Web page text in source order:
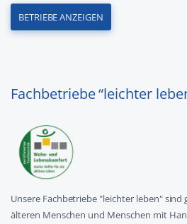
BETRIEBE ANZEIGEN
Fachbetriebe “leichter
Unsere Fachbetriebe "leichter leben"
älteren Menschen und Menschen mit